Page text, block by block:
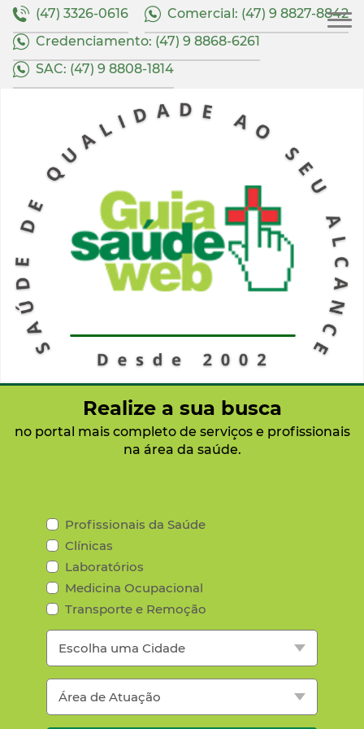
(47) 3326-0616
Comercial: (47) 9 8827-8842
Credenciamento: (47) 9 8868-6261
SAC: (47) 9 8808-1814
Realize a sua busca
no portal mais completo de serviços e profissionais
na área da saúde.
Profissionais da Saúde
Clínicas
Laboratórios
Medicina Ocupacional
Transporte e Remoção
Escolha uma Cidade
Área de Atuação